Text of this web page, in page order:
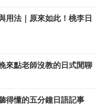
用法｜原來如此！桃李日
來點老師沒教的日式閒聊
得懂的五分鐘日語記事